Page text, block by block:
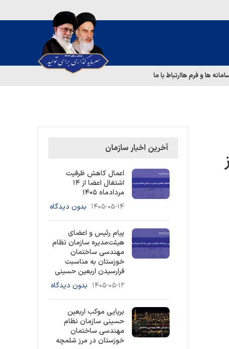
ها و فرم هاارتباط با ما
آخرین اخبار سازمان
اعمال کاهش ظرفیت
اشتغال اعضا از ۱۴
مردادماه ۱۴۰۵
۱۴۰۵-۰۵-۱۴ بدون دیدگاه
پیام رئیس و اعضای
هیئت‌مدیره سازمان نظام
مهندسی ساختمان
خوزستان به مناسبت
فرارسیدن اربعین حسینی
۱۴۰۵-۰۵-۱۲ بدون دیدگاه
برپایی موکب اربعین
حسینی سازمان نظام
مهندسی ساختمان
خوزستان در مرز شلمچه